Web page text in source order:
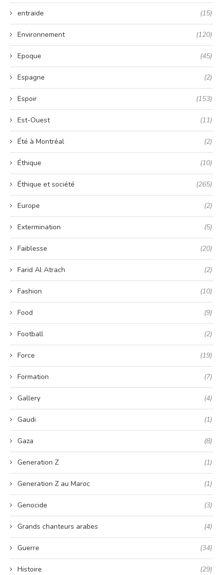
entraide (15)
Environnement (120)
Epoque (45)
Espagne (2)
Espoir (153)
Est-Ouest (11)
Été à Montréal (2)
Éthique (10)
Éthique et société (265)
Europe (2)
Extermination (5)
Faiblesse (20)
Farid Al Atrach (2)
Fashion (10)
Food (9)
Football (2)
Force (19)
Formation (7)
Gallery (4)
Gaudi (1)
Gaza (8)
Generation Z (1)
Generation Z au Maroc (1)
Genocide (3)
Grands chanteurs arabes (4)
Guerre (34)
Histoire (29)